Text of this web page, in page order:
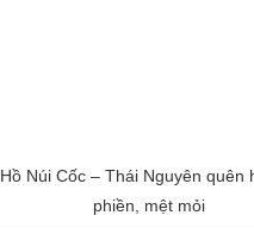
Hồ Núi Cốc – Thái Nguyên quên
phiền, mệt mỏi